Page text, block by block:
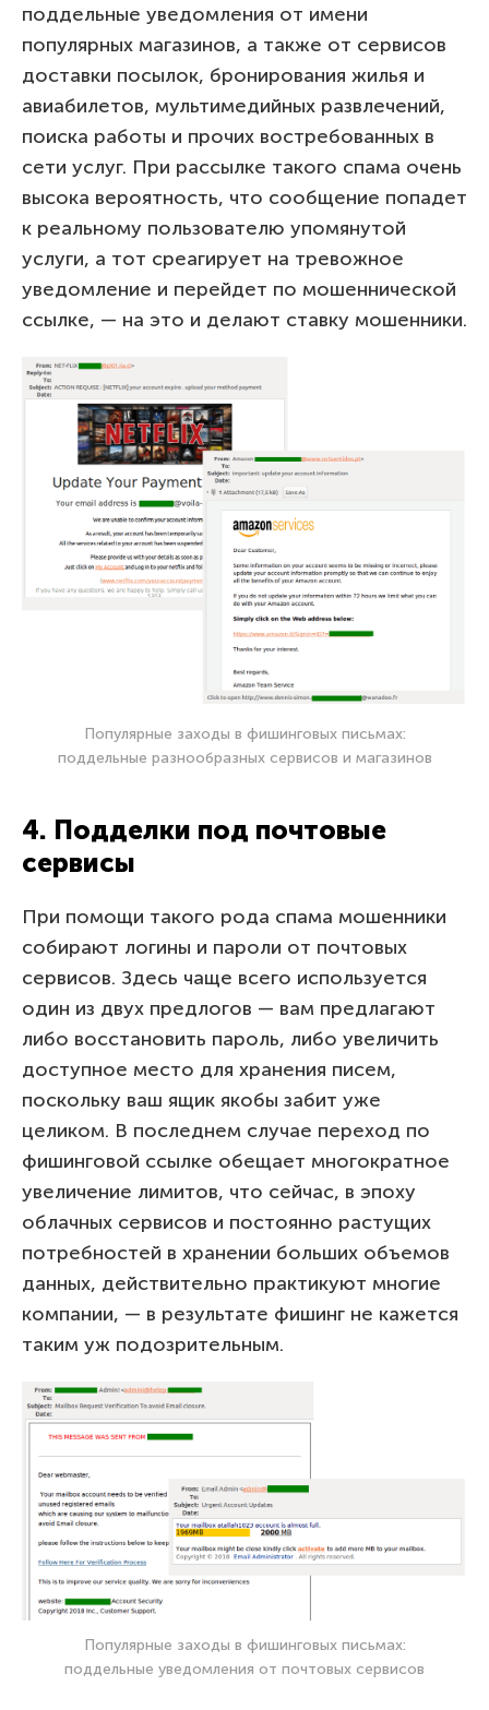
поддельные уведомления от имени
популярных магазинов, а также от сервисов
доставки посылок, бронирования жилья и
авиабилетов, мультимедийных развлечений,
поиска работы и прочих востребованных в
сети услуг. При рассылке такого спама очень
высока вероятность, что сообщение попадет
к реальному пользователю упомянутой
услуги, а тот среагирует на тревожное
уведомление и перейдет по мошеннической
ссылке, — на это и делают ставку мошенники.
Популярные заходы в фишинговых письмах:
поддельные разнообразных сервисов и магазинов
4. Подделки под почтовые
сервисы
При помощи такого рода спама мошенники
собирают логины и пароли от почтовых
сервисов. Здесь чаще всего используется
один из двух предлогов — вам предлагают
либо восстановить пароль, либо увеличить
доступное место для хранения писем,
поскольку ваш ящик якобы забит уже
целиком. В последнем случае переход по
фишинговой ссылке обещает многократное
увеличение лимитов, что сейчас, в эпоху
облачных сервисов и постоянно растущих
потребностей в хранении больших объемов
данных, действительно практикуют многие
компании, — в результате фишинг не кажется
таким уж подозрительным.
Популярные заходы в фишинговых письмах:
поддельные уведомления от почтовых сервисов